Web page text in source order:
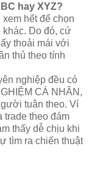
hay XYZ?
hết để chọn
khác. Do đó, cứ
thoải mái với
thủ theo tính
nghiệp đều có
CÁ NHÂN,
tuân theo. Ví
theo đám
thấy dễ chịu khi
tìm ra chiến thuật